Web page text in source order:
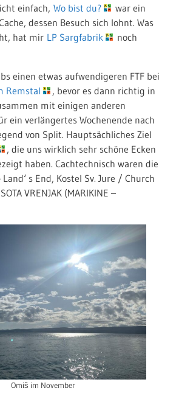
einfach, Wo bist du?
war ein
dessen Besuch sich lohnt. Was
hat mir LP Sargfabrik
noch
einen etwas aufwendigeren FTF bei
Remstal
, bevor es dann richtig in
mit einigen anderen
ein verlängertes Wochenende nach
von Split. Hauptsächliches Ziel
, die uns wirklich sehr schöne Ecken
haben. Cachtechnisch waren die
s End, Kostel Sv. Jure / Church
VRENJAK (MARIKINE –
Omiš im November